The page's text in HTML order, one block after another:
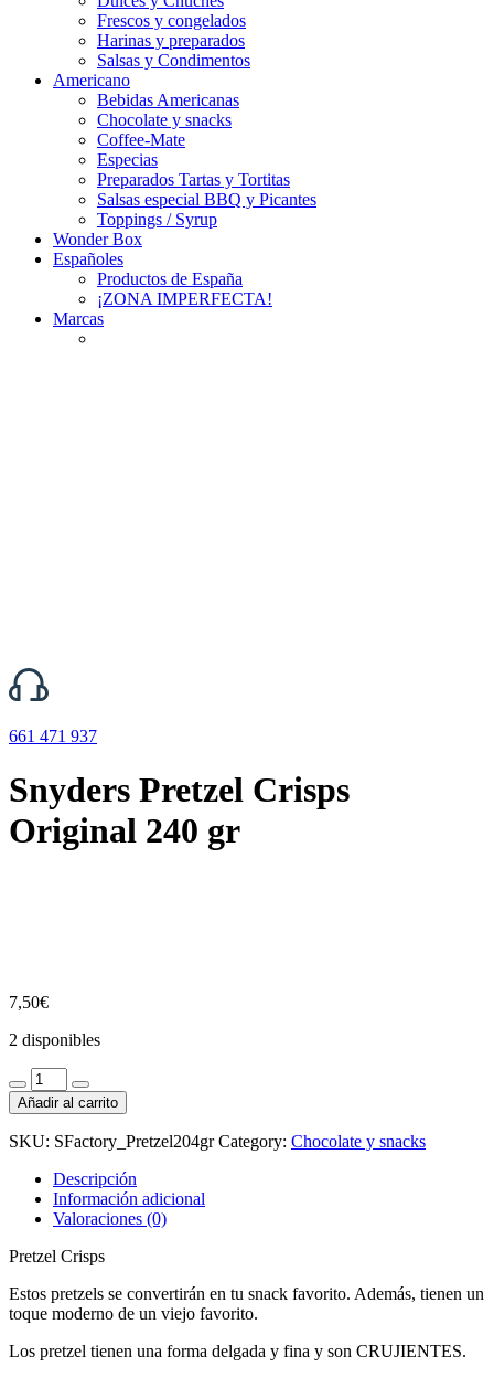
Frescos y congelados
Harinas y preparados
Salsas y Condimentos
Americano
Bebidas Americanas
Chocolate y snacks
Coffee-Mate
Especias
Preparados Tartas y Tortitas
Salsas especial BBQ y Picantes
Toppings / Syrup
Wonder Box
Españoles
Productos de España
¡ZONA IMPERFECTA!
Marcas
661 471 937
Snyders Pretzel Crisps
Original 240 gr
7,50€
2 disponibles
Snyders
Pretzel
Crisps
Original
cantidad
Añadir al carrito
SKU: SFactory_Pretzel204gr Category: Chocolate y snacks
Descripción
Información adicional
Valoraciones (0)
Pretzel Crisps
Estos pretzels se convertirán en tu snack favorito. Además, tienen un
toque moderno de un viejo favorito.
Los pretzel tienen una forma delgada y fina y son CRUJIENTES.